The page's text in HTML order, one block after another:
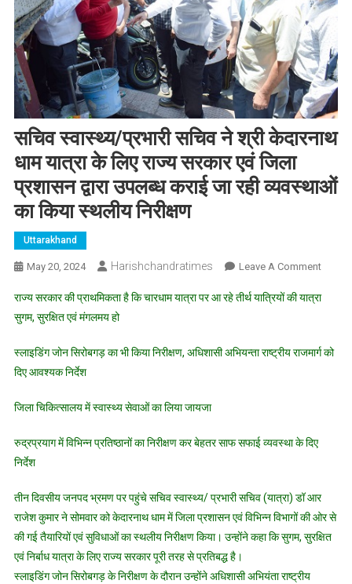
सचिव स्वास्थ्य/प्रभारी सचिव ने श्री केदारनाथ
धाम यात्रा के लिए राज्य सरकार एवं जिला
प्रशासन द्वारा उपलब्ध कराई जा रही व्यवस्थाओं
का किया स्थलीय निरीक्षण
Uttarakhand
May 20, 2024 Harishchandratimes Leave A CommentOn
स्वास्थ्य/
ने
सरकार
एवं
जिला
राज्य सरकार की प्राथमिकता है कि चारधाम यात्रा पर आ रहे तीर्थ यात्रियों की यात्रा
सुगम, सुरक्षित एवं मंगलमय हो
स्लाइडिंग जोन सिरोबगड़ का भी किया निरीक्षण, अधिशासी अभियन्ता राष्ट्रीय राजमार्ग को
दिए आवश्यक निर्देश
जिला चिकित्सालय में स्वास्थ्य सेवाओं का लिया जायजा
रुद्रप्रयाग में विभिन्न प्रतिष्ठानों का निरीक्षण कर बेहतर साफ सफाई व्यवस्था के दिए
निर्देश
तीन दिवसीय जनपद भ्रमण पर पहुंचे सचिव स्वास्थ्य/ प्रभारी सचिव (यात्रा) डॉ आर
राजेश कुमार ने सोमवार को केदारनाथ धाम में जिला प्रशासन एवं विभिन्न विभागों की ओर से
की गई तैयारियों एवं सुविधाओं का स्थलीय निरीक्षण किया। उन्होंने कहा कि सुगम, सुरक्षित
एवं निर्बाध यात्रा के लिए राज्य सरकार पूरी तरह से प्रतिबद्ध है।
स्लाइडिंग जोन सिरोबगड़ के निरीक्षण के दौरान उन्होंने अधिशासी अभियंता राष्ट्रीय